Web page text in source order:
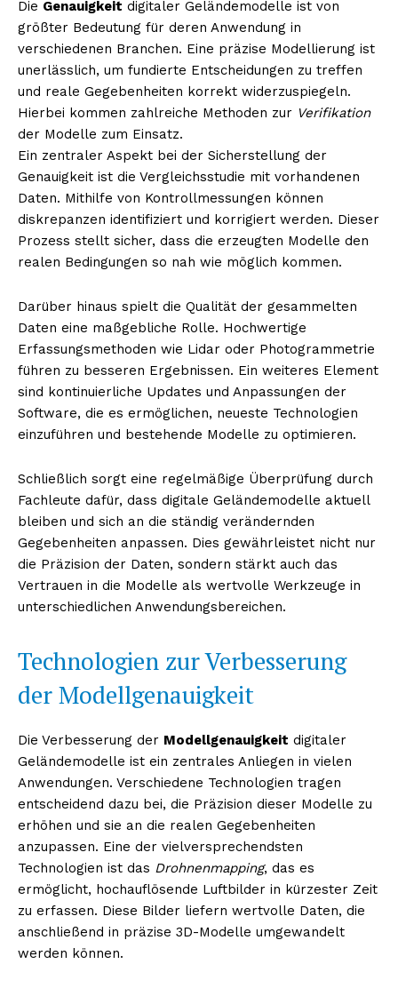
NEWSLETTER ABONNIEREN
Inhalte
Die Genauigkeit digitaler Geländemodelle ist von
größter Bedeutung für deren Anwendung in
verschiedenen Branchen. Eine präzise Modellierung ist
unerlässlich, um fundierte Entscheidungen zu treffen
und reale Gegebenheiten korrekt widerzuspiegeln.
Hierbei kommen zahlreiche Methoden zur Verifikation
der Modelle zum Einsatz.
Ein zentraler Aspekt bei der Sicherstellung der
Genauigkeit ist die Vergleichsstudie mit vorhandenen
Daten. Mithilfe von Kontrollmessungen können
diskrepanzen identifiziert und korrigiert werden. Dieser
Prozess stellt sicher, dass die erzeugten Modelle den
realen Bedingungen so nah wie möglich kommen.
Darüber hinaus spielt die Qualität der gesammelten
Daten eine maßgebliche Rolle. Hochwertige
Erfassungsmethoden wie Lidar oder Photogrammetrie
führen zu besseren Ergebnissen. Ein weiteres Element
sind kontinuierliche Updates und Anpassungen der
Software, die es ermöglichen, neueste Technologien
einzuführen und bestehende Modelle zu optimieren.
Schließlich sorgt eine regelmäßige Überprüfung durch
Fachleute dafür, dass digitale Geländemodelle aktuell
bleiben und sich an die ständig verändernden
Gegebenheiten anpassen. Dies gewährleistet nicht nur
die Präzision der Daten, sondern stärkt auch das
Vertrauen in die Modelle als wertvolle Werkzeuge in
unterschiedlichen Anwendungsbereichen.
Technologien zur Verbesserung
der Modellgenauigkeit
Die Verbesserung der Modellgenauigkeit digitaler
Geländemodelle ist ein zentrales Anliegen in vielen
Anwendungen. Verschiedene Technologien tragen
entscheidend dazu bei, die Präzision dieser Modelle zu
erhöhen und sie an die realen Gegebenheiten
anzupassen. Eine der vielversprechendsten
Technologien ist das Drohnenmapping, das es
ermöglicht, hochauflösende Luftbilder in kürzester Zeit
zu erfassen. Diese Bilder liefern wertvolle Daten, die
anschließend in präzise 3D-Modelle umgewandelt
werden können.